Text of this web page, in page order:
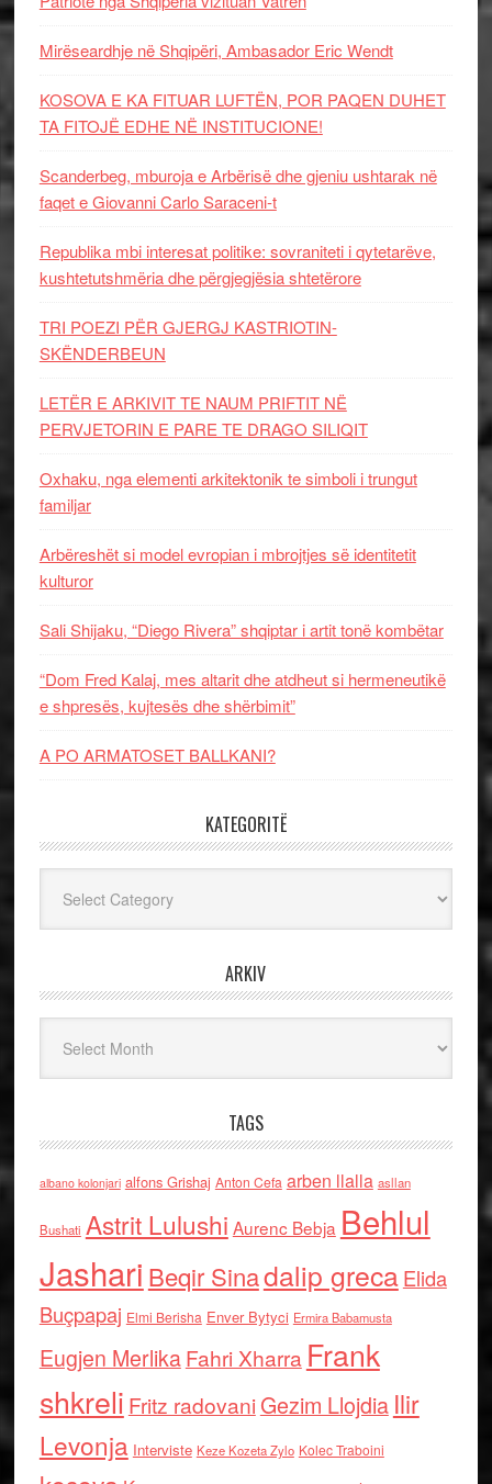
Mirëseardhje në Shqipëri, Ambasador Eric Wendt
KOSOVA E KA FITUAR LUFTËN, POR PAQEN DUHET
TA FITOJË EDHE NË INSTITUCIONE!
Scanderbeg, mburoja e Arbërisë dhe gjeniu ushtarak në
faqet e Giovanni Carlo Saraceni-t
Republika mbi interesat politike: sovraniteti i qytetarëve,
kushtetutshmëria dhe përgjegjësia shtetërore
TRI POEZI PËR GJERGJ KASTRIOTIN-
SKËNDERBEUN
LETËR E ARKIVIT TE NAUM PRIFTIT NË
PERVJETORIN E PARE TE DRAGO SILIQIT
Oxhaku, nga elementi arkitektonik te simboli i trungut
familjar
Arbëreshët si model evropian i mbrojtjes së identitetit
kulturor
Sali Shijaku, “Diego Rivera” shqiptar i artit tonë kombëtar
“Dom Fred Kalaj, mes altarit dhe atdheut si hermeneutikë
e shpresës, kujtesës dhe shërbimit”
A PO ARMATOSET BALLKANI?
KATEGORITË
ARKIV
TAGS
albano kolonjari alfons Grishaj Anton Cefa arben llalla asllan
Bushati Astrit Lulushi Aurenc Bebja Behlul
Jashari Beqir Sinadalip grecaElida
Buçpapaj Elmi Berisha Enver Bytyci Ermira Babamusta
Eugjen MerlikaFahri Xharra Frank
shkreli Fritz radovaniGezim Llojdia Ilir
Levonja Interviste Keze Kozeta Zylo Kolec Traboini